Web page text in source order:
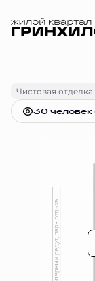
Чистовая отделка
30 человек